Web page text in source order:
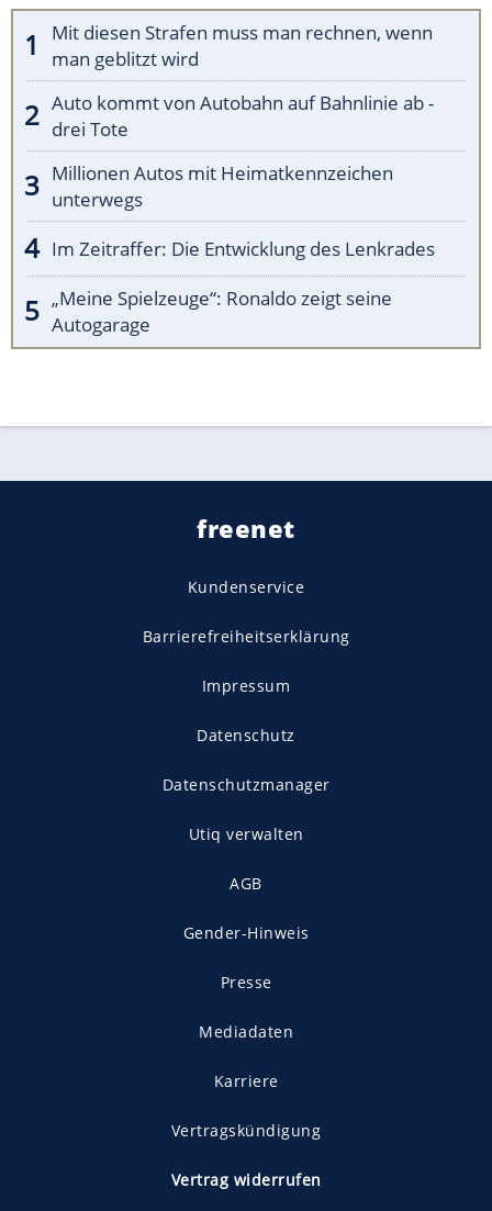
Mit diesen Strafen muss man rechnen, wenn
man geblitzt wird
Auto kommt von Autobahn auf Bahnlinie ab -
drei Tote
Millionen Autos mit Heimatkennzeichen
unterwegs
Im Zeitraffer: Die Entwicklung des Lenkrades
„Meine Spielzeuge“: Ronaldo zeigt seine
Autogarage
freenet
Kundenservice
Barrierefreiheitserklärung
Impressum
Datenschutz
Datenschutzmanager
Utiq verwalten
AGB
Gender-Hinweis
Presse
Mediadaten
Karriere
Vertragskündigung
Vertrag widerrufen